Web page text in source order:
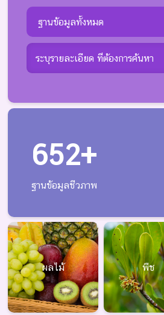
672+
ฐานข้อมูลชีวภาพ
ผลไม้ พืช